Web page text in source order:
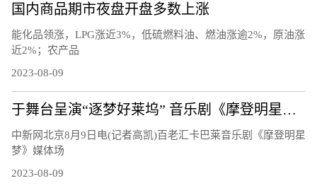
国内商品期市夜盘开盘多数上涨
能化品领涨，LPG涨近3%，低硫燃料油、燃油涨逾2%，原油涨
近2%；农产品
2023-08-09
于舞台呈演“逐梦好莱坞” 音乐剧《摩登明星梦》将正式启幕
中新网北京8月9日电(记者高凯)百老汇卡巴莱音乐剧《摩登明星
梦》媒体场
2023-08-09